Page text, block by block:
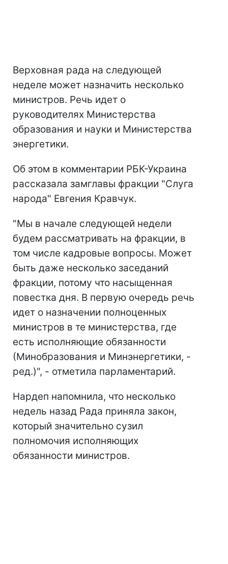
Верховная рада на следующей
неделе может назначить несколько
министров. Речь идет о
руководителях Министерства
образования и науки и Министерства
энергетики.
Об этом в комментарии РБК-Украина
рассказала замглавы фракции "Слуга
народа" Евгения Кравчук.
"Мы в начале следующей недели
будем рассматривать на фракции, в
том числе кадровые вопросы. Может
быть даже несколько заседаний
фракции, потому что насыщенная
повестка дня. В первую очередь речь
идет о назначении полноценных
министров в те министерства, где
есть исполняющие обязанности
(Минобразования и Минэнергетики, -
ред.)", - отметила парламентарий.
Нардеп напомнила, что несколько
недель назад Рада приняла закон,
который значительно сузил
полномочия исполняющих
обязанности министров.